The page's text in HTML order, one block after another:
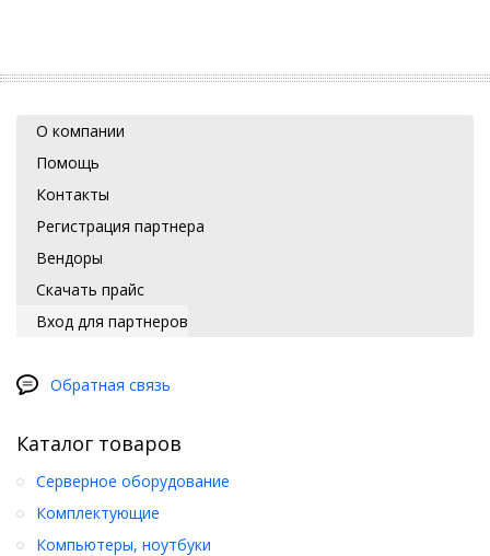
О компании
Помощь
Контакты
Регистрация партнера
Вендоры
Скачать прайс
Вход для партнеров
Обратная связь
Каталог товаров
Серверное оборудование
Комплектующие
Компьютеры, ноутбуки